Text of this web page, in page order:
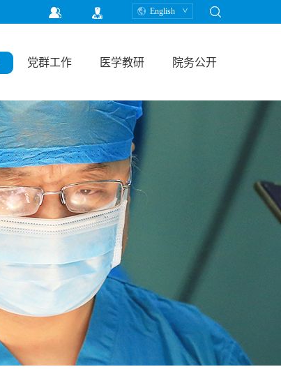
English
党群工作 医学教研 院务公开